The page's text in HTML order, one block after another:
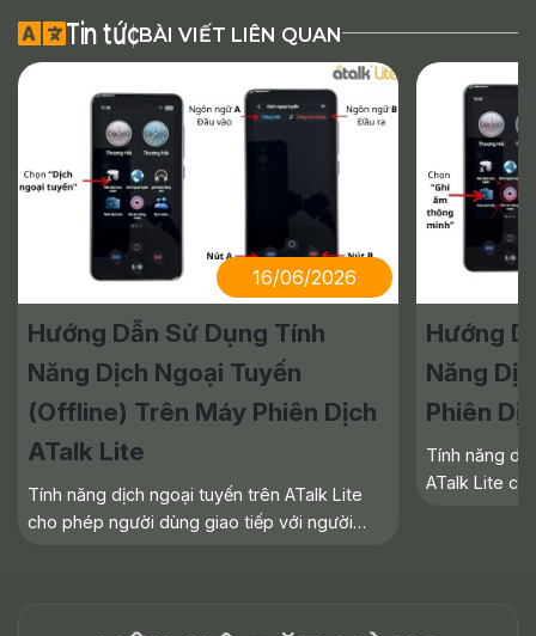
Tin tứcBÀI VIẾT LIÊN QUAN
16/06/2026
Hướng Dẫn Sử Dụng Tính
Năng Dịch Ngoại Tuyến
(Offline) Trên Máy Phiên Dịch
ATalk Lite
Tính năng dịch ngoại tuyến trên ATalk Lite
cho phép người dùng giao tiếp với người
Hướng
Năng
Phiên
Tính năng
ATalk Lite